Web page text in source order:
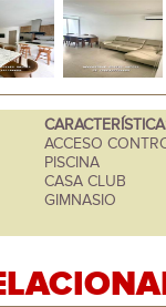
ACCESO
PISCINA
CASA CLUB
GIMNASIO